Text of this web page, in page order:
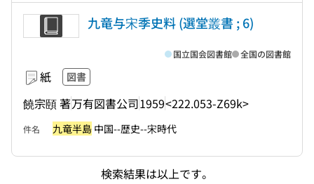
九竜与宋季史料 (選堂叢書 ; 6)
紙 図書
饒宗頤 著万有図書公司1959<222.053-Z69k>
国立国会図書館 全国の図書館
件名 九竜半島 中国--歴史--宋時代
検索結果は以上です。